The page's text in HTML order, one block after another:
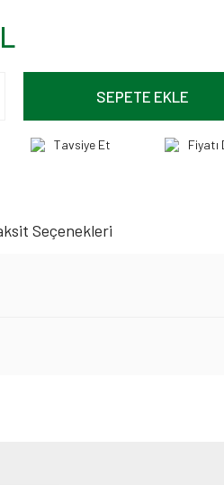
SEPETE EKLE
Tavsiye Et Fiyatı
Seçenekleri